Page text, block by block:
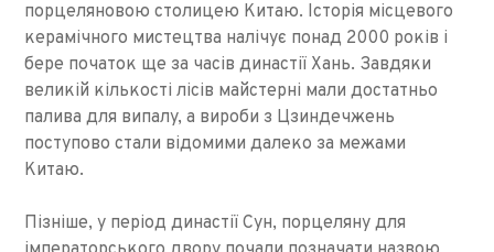
порцеляновою столицею Китаю. Історія місцевого
керамічного мистецтва налічує понад 2000 років і
бере початок ще за часів династії Хань. Завдяки
великій кількості лісів майстерні мали достатньо
палива для випалу, а вироби з Цзиндечжень
поступово стали відомими далеко за межами
Китаю.
Пізніше, у період династії Сун, порцеляну для